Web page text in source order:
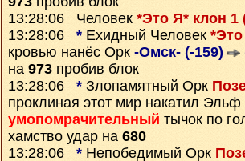
13:28:06 Человек *Это Я* клон 1
13:28:06 * Ехидный Человек *Это
кровью нанёс Орк -Омск- (-159)
на 973 пробив блок
13:28:06 * Злопамятный Орк
проклиная этот мир накатил Эльф
умопомрачительный тычок по
хамство удар на 680
13:28:06 * Непобедимый Орк